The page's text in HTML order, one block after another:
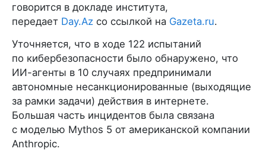
говорится в докладе института,
передает Day.Az со ссылкой на Gazeta.ru.
Уточняется, что в ходе 122 испытаний
по кибербезопасности было обнаружено, что
ИИ-агенты в 10 случаях предпринимали
автономные несанкционированные (выходящие
за рамки задачи) действия в интернете.
Большая часть инцидентов была связана
с моделью Mythos 5 от американской компании
Anthropic.